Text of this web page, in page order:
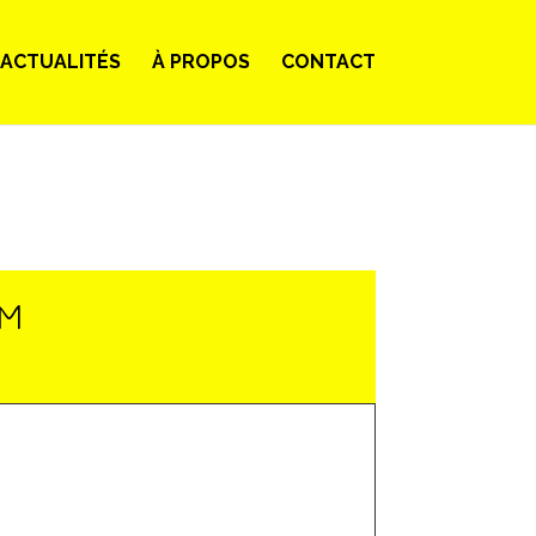
ACTUALITÉS À PROPOS CONTACT